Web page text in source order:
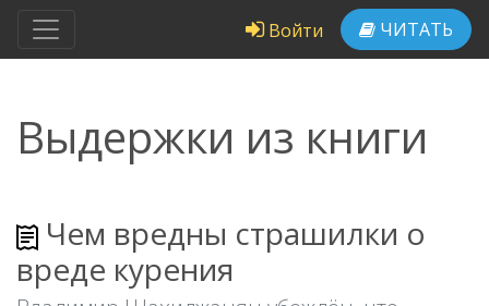
Войти ЧИТАТЬ
Выдержки из книги
Чем вредны страшилки о
вреде курения